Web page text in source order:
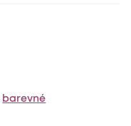
barevné